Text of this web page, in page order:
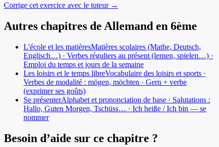
Corrige cet exercice avec le tuteur →
Autres chapitres de Allemand en 6ème
L'école et les matièresMatières scolaires (Mathe, Deutsch,
Englisch…) · Verbes réguliers au présent (lernen, spielen…) ·
Emploi du temps et jours de la semaine
Les loisirs et le temps libreVocabulaire des loisirs et sports ·
Verbes de modalité : mögen, möchten · Gern + verbe
(exprimer ses goûts)
Se présenterAlphabet et prononciation de base · Salutations :
Hallo, Guten Morgen, Tschüss… · Ich heiße / Ich bin — se
nommer
Besoin d’aide sur ce chapitre ?